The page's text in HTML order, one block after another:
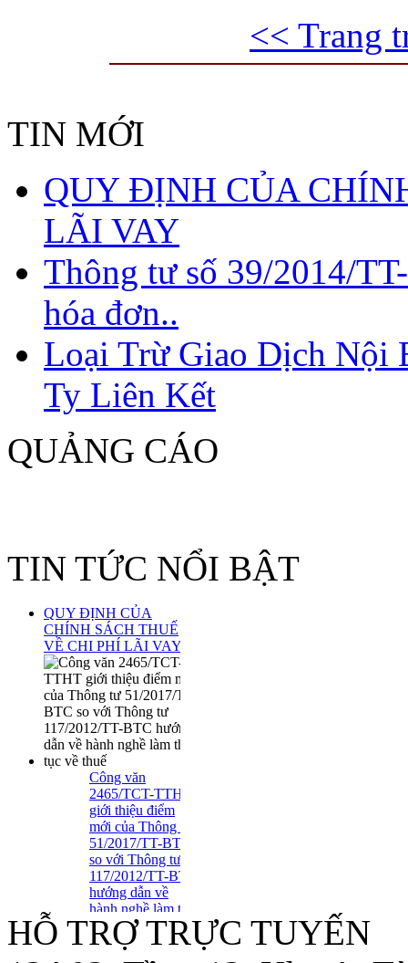
<< Trang
TIN MỚI
QUY ĐỊNH CỦA
LÃI VAY
Thông tư số 39/2014/
hóa đơn..
Loại Trừ Giao Dịch Nội
Ty Liên Kết
QUẢNG CÁO
TIN TỨC NỔI BẬT
QUY ĐỊNH CỦA
CHÍNH SÁCH THUẾ
VỀ CHI PHÍ LÃI VAY
Công văn
2465/TCT-TTHT
giới thiệu điểm
mới của Thông tư
51/2017/TT-BTC
so với Thông tư
117/2012/TT-BTC
hướng dẫn về
hành nghề làm thủ
tục về thuế
Tuyển Dụng Trợ Lý Kiểm
HỖ TRỢ TRỰC TUYẾN